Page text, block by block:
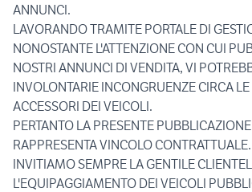
ANNUNCI.
LAVORANDO TRAMITE PORTALE DI
NONOSTANTE L'ATTENZIONE CON CUI
NOSTRI ANNUNCI DI VENDITA, VI
INVOLONTARIE INCONGRUENZE CIRCA
ACCESSORI DEI VEICOLI.
PERTANTO LA PRESENTE
RAPPRESENTA VINCOLO CONTRATTUALE.
INVITIAMO SEMPRE LA GENTILE
L'EQUIPAGGIAMENTO DEI VEICOLI